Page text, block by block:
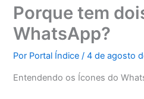
Porque tem
WhatsApp?
Por Portal Índice/4 de agosto
Entendendo os Ícones do